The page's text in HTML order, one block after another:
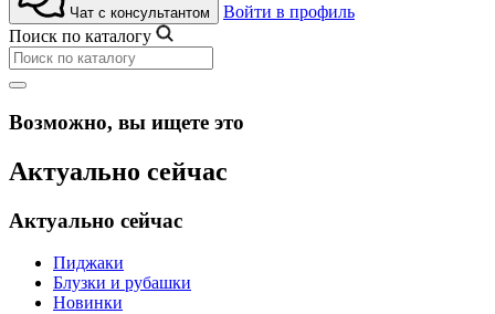
Чат с консультантом
Войти в профиль
Поиск по каталогу
Возможно, вы ищете это
Актуально сейчас
Актуально сейчас
Пиджаки
Блузки и рубашки
Новинки